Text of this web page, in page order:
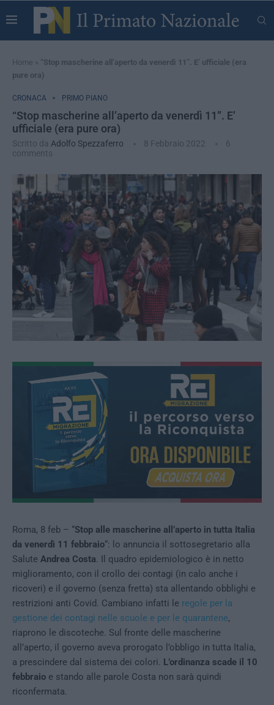
Home » “Stop mascherine all’aperto da venerdì 11”. E’ ufficiale (era
pure ora)
CRONACA PRIMO PIANO
“Stop mascherine all’aperto da venerdì 11”. E’
ufficiale (era pure ora)
Scritto da Adolfo Spezzaferro 8 Febbraio 2022
6
comments
Roma, 8 feb – “Stop alle mascherine all’aperto in tutta Italia
da venerdì 11 febbraio“: lo annuncia il sottosegretario alla
Salute Andrea Costa. Il quadro epidemiologico è in netto
miglioramento, con il crollo dei contagi (in calo anche i
ricoveri) e il governo (senza fretta) sta allentando obblighi e
restrizioni anti Covid. Cambiano infatti le regole per la
gestione dei contagi nelle scuole e per le quarantene,
riaprono le discoteche. Sul fronte delle mascherine
all’aperto, il governo aveva prorogato l’obbligo in tutta Italia,
a prescindere dal sistema dei colori. L’ordinanza scade il 10
febbraio e stando alle parole Costa non sarà quindi
riconfermata.